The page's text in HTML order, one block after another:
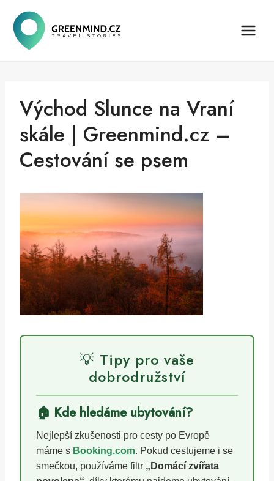
obsah
Východ Slunce na Vraní
skále | Greenmind.cz –
Cestování se psem
💡 Tipy pro vaše
dobrodružství
🏠 Kde hledáme ubytování?
Nejlepší zkušenosti pro cesty po Evropě
máme s Booking.com. Pokud cestujeme i se
smečkou, používáme filtr „Domácí zvířata